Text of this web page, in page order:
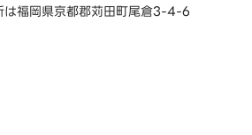
は福岡県京都郡苅田町尾倉3-4-6